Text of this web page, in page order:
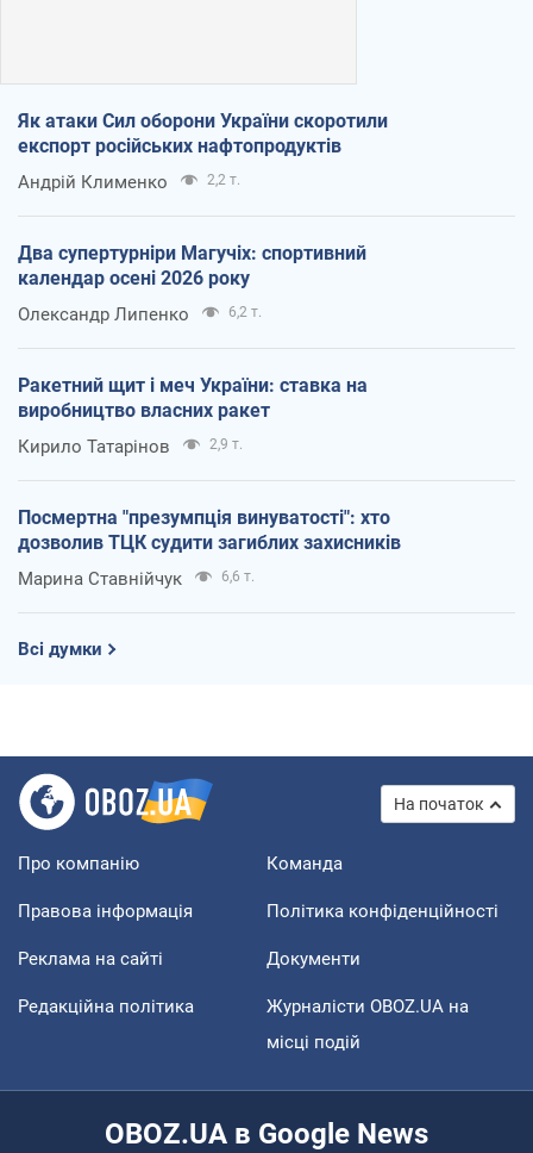
Як атаки Сил оборони України скоротили
експорт російських нафтопродуктів
Андрій Клименко 2,2 т.
Два супертурніри Магучіх: спортивний
календар осені 2026 року
Олександр Липенко 6,2 т.
Ракетний щит і меч України: ставка на
виробництво власних ракет
Кирило Татарінов 2,9 т.
Посмертна "презумпція винуватості": хто
дозволив ТЦК судити загиблих захисників
Марина Ставнійчук 6,6 т.
Всі думки
На початок
Про компанію Команда
Правова інформація Політика конфіденційності
Реклама на сайті Документи
Редакційна політика
Журналісти OBOZ.UA на
місці подій
OBOZ.UA в Google News